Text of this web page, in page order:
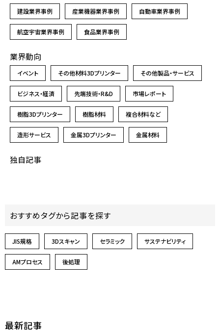
建設業界事例 産業機器業界事例 自動車業界事例
航空宇宙業界事例 食品業界事例
業界動向
イベント その他材料3Dプリンター その他製品・サービス
ビジネス・経済 先端技術・R&D 市場レポート
樹脂3Dプリンター 樹脂材料 複合材料など
造形サービス 金属3Dプリンター 金属材料
独自記事
おすすめタグから記事を探す
JIS規格 3Dスキャン セラミック サステナビリティ
AMプロセス 後処理
最新記事